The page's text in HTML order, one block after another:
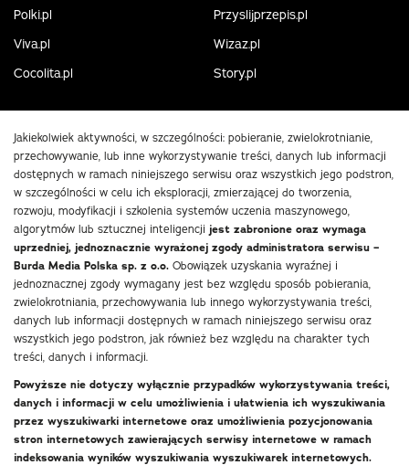
Polki.pl
Przyslijprzepis.pl
Viva.pl
Wizaz.pl
Cocolita.pl
Story.pl
Jakiekolwiek aktywności, w szczególności: pobieranie, zwielokrotnianie,
przechowywanie, lub inne wykorzystywanie treści, danych lub informacji
dostępnych w ramach niniejszego serwisu oraz wszystkich jego podstron,
w szczególności w celu ich eksploracji, zmierzającej do tworzenia,
rozwoju, modyfikacji i szkolenia systemów uczenia maszynowego,
algorytmów lub sztucznej inteligencji jest zabronione oraz wymaga
uprzedniej, jednoznacznie wyrażonej zgody administratora serwisu –
Burda Media Polska sp. z o.o. Obowiązek uzyskania wyraźnej i
jednoznacznej zgody wymagany jest bez względu sposób pobierania,
zwielokrotniania, przechowywania lub innego wykorzystywania treści,
danych lub informacji dostępnych w ramach niniejszego serwisu oraz
wszystkich jego podstron, jak również bez względu na charakter tych
treści, danych i informacji.
Powyższe nie dotyczy wyłącznie przypadków wykorzystywania treści,
danych i informacji w celu umożliwienia i ułatwienia ich wyszukiwania
przez wyszukiwarki internetowe oraz umożliwienia pozycjonowania
stron internetowych zawierających serwisy internetowe w ramach
indeksowania wyników wyszukiwania wyszukiwarek internetowych.